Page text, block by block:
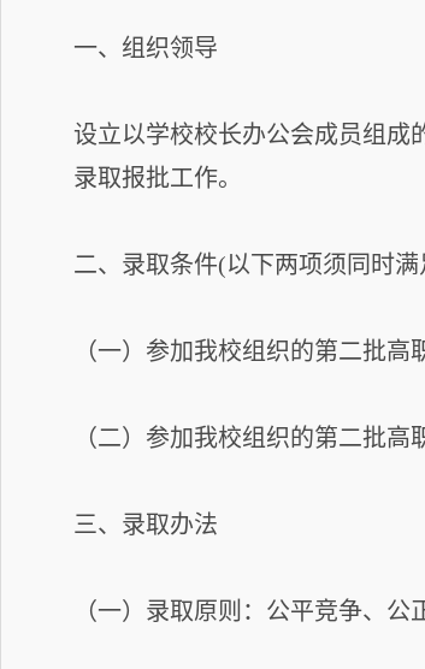
一、组织领导
设立以学校校长办公会成员组成
录取报批工作。
二、录取条件(以下两项须同时满
（一）参加我校组织的第二批高
（二）参加我校组织的第二批高
三、录取办法
（一）录取原则：公平竞争、公